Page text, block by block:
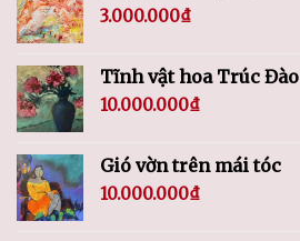
3.000.000₫
Tĩnh vật hoa Trúc Đào
10.000.000₫
Gió vờn trên mái tóc
10.000.000₫